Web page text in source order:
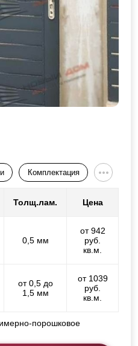
Комплектация
Толщ.лам. Цена
0,5 мм
от 942
руб.
кв.м.
от 0,5 до
1,5 мм
от 1039
руб.
кв.м.
порошковое